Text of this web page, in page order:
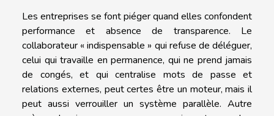
Les entreprises se font piéger quand elles confondent
performance et absence de transparence. Le
collaborateur « indispensable » qui refuse de déléguer,
celui qui travaille en permanence, qui ne prend jamais
de congés, et qui centralise mots de passe et
relations externes, peut certes être un moteur, mais il
peut aussi verrouiller un système parallèle. Autre